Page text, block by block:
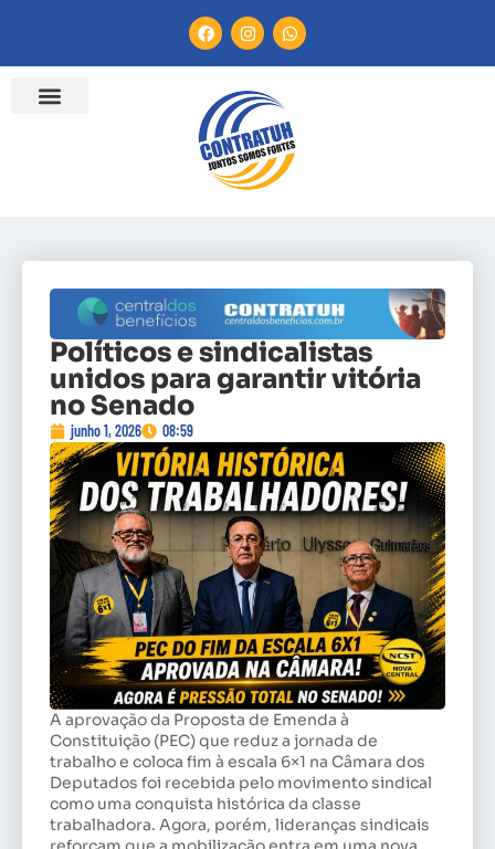
Políticos e sindicalistas
unidos para garantir vitória
no Senado
junho 1, 2026 08:59
A aprovação da Proposta de Emenda à
Constituição (PEC) que reduz a jornada de
trabalho e coloca fim à escala 6×1 na Câmara dos
Deputados foi recebida pelo movimento sindical
como uma conquista histórica da classe
trabalhadora. Agora, porém, lideranças sindicais